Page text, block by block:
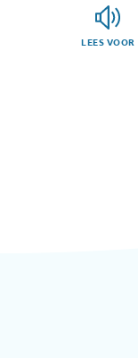
LEES VOOR